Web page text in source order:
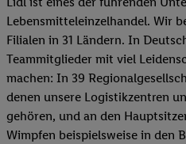
Lebensmitteleinzelhandel. Wir
Filialen in 31 Ländern. In
Teammitglieder mit viel
machen: In 39
denen unsere Logistikzentren
gehören, und an den
Wimpfen beispielsweise in den